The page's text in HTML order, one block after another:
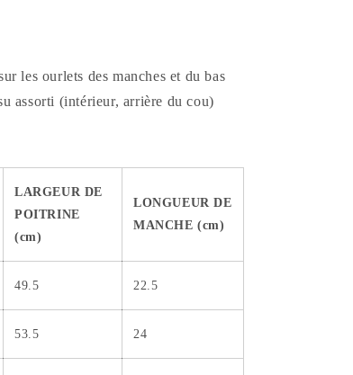
les ourlets des manches et du bas
assorti (intérieur, arrière du cou)
LARGEUR DE
POITRINE
(cm)
LONGUEUR DE
MANCHE (cm)
49.5 22.5
53.5 24